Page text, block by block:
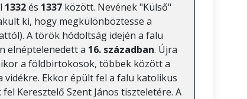
1332és 1337 között. Nevének "Külső"
ki, hogy megkülönböztesse a
A török hódoltság idején a falu
elnéptelenedett a 16. században. Újra
a földbirtokosok, többek között a
vidékre. Ekkor épült fel a falu katolikus
Keresztelő Szent János tiszteletére. A